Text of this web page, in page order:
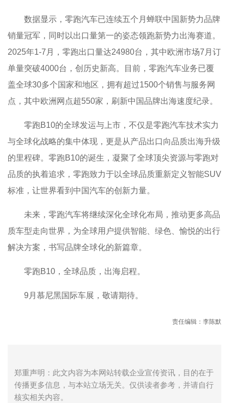
数据显示，零跑汽车已连续五个月蝉联中国新势力品牌
销量冠军，同时以出口量第一的姿态领跑新势力出海赛道。
2025年1-7月，零跑出口量达24980台，其中欧洲市场7月订
单量突破4000台，创历史新高。目前，零跑汽车业务已覆
盖全球30多个国家和地区，拥有超过1500个销售与服务网
点，其中欧洲网点超550家，刷新中国品牌出海速度纪录。
零跑B10的全球发运与上市，不仅是零跑汽车技术实力
与全球化战略的集中体现，更是从产品出口向品质出海升级
的里程碑。零跑B10的诞生，凝聚了全球顶尖资源与零跑对
品质的执着追求，零跑致力于以全球品质重新定义智能SUV
标准，让世界看到中国汽车的创新力量。
未来，零跑汽车将继续深化全球化布局，推动更多高品
质车型走向世界，为全球用户提供智能、绿色、愉悦的出行
解决方案，书写品牌全球化的新篇章。
零跑B10，全球品质，出海启程。
9月慕尼黑国际车展，敬请期待。
责任编辑：李陈默
郑重声明：此文内容为本网站转载企业宣传资讯，目的在于
传播更多信息，与本站立场无关。仅供读者参考，并请自行
核实相关内容。